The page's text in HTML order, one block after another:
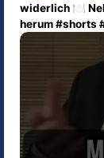
widerlich 🍽️
herum #shorts